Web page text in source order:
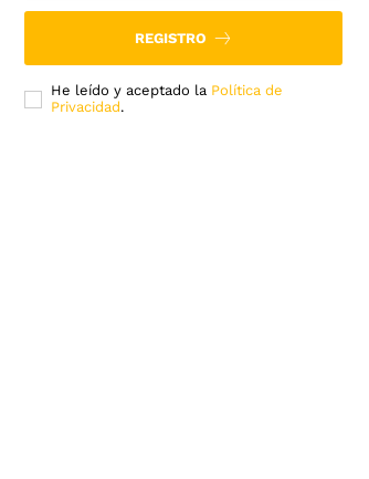
REGISTRO
He leído y aceptado la Política de
Privacidad.